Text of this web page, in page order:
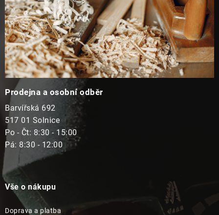
Prodejna a osobní odběr
Barvířská 692
517 01 Solnice
Po - Čt: 8:30 - 15:00
Pá: 8:30 - 12:00
Vše o nákupu
Doprava a platba